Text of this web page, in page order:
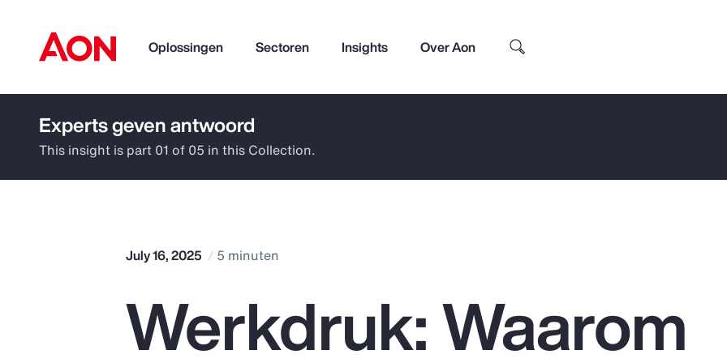
Oplossingen Sectoren Insights Over Aon
How can we help you?
Popular Searches Top Insights
Experts geven antwoord
This insight is part 01 of 05 in this Collection.
July 16, 2025 5 minuten
Werkdruk: Waarom